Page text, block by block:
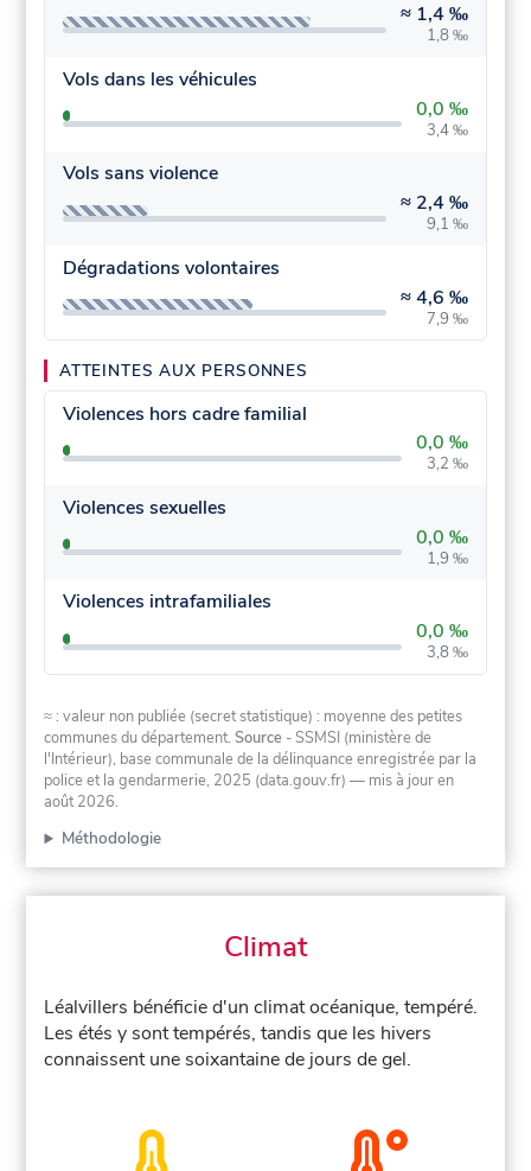
≈ 1,4 ‰
1,8 ‰
Vols dans les véhicules
0,0 ‰
3,4 ‰
Vols sans violence
≈ 2,4 ‰
9,1 ‰
Dégradations volontaires
≈4,6 ‰
7,9 ‰
ATTEINTES AUX PERSONNES
Violences hors cadre familial
0,0 ‰
3,2 ‰
Violences sexuelles
0,0 ‰
1,9 ‰
Violences intrafamiliales
0,0 ‰
3,8 ‰
≈ : valeur non publiée (secret statistique) : moyenne des petites
communes du département.Source - SSMSI (ministère de
l'Intérieur), base communale de la délinquance enregistrée par la
police et la gendarmerie, 2025 (data.gouv.fr) — mis à jour en
août 2026.
Méthodologie
Climat
Léalvillers bénéficie d'un climat océanique, tempéré.
Les étés y sont tempérés, tandis que les hivers
connaissent une soixantaine de jours de gel.